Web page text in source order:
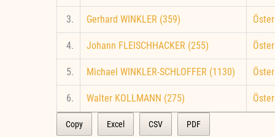
3. Gerhard WINKLER (359)
4. Johann FLEISCHHACKER (255)
5. Michael WINKLER-SCHLOFFER (1130)
6. Walter KOLLMANN (275)
Copy Excel CSV PDF